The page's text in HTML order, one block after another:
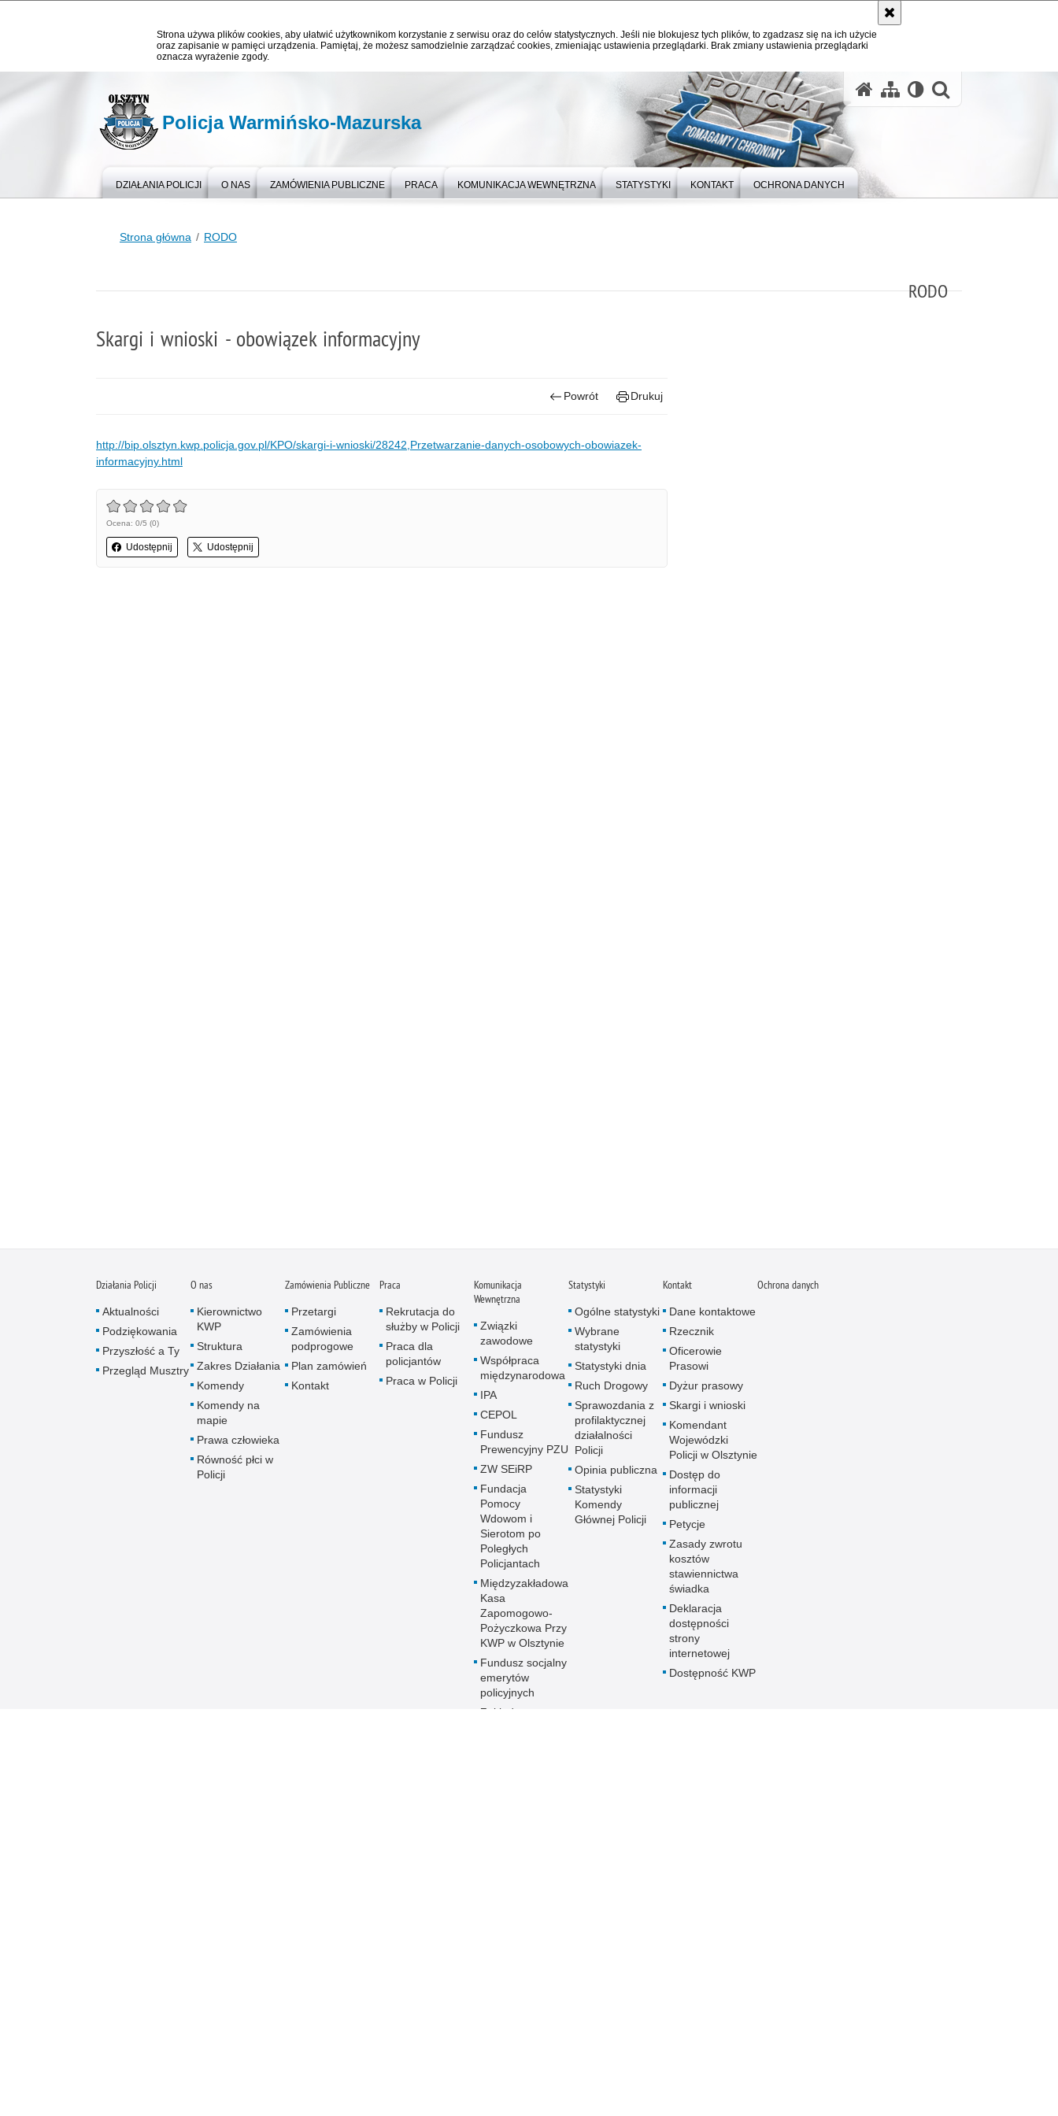
Strona używa plików cookies, aby ułatwić użytkownikom korzystanie z serwisu oraz do celów statystycznych. Jeśli nie blokujesz tych plików, to zgadzasz się na ich użycie
oraz zapisanie w pamięci urządzenia. Pamiętaj, że możesz samodzielnie zarządzać cookies, zmieniając ustawienia przeglądarki. Brak zmiany ustawienia przeglądarki
oznacza wyrażenie zgody.
Policja Warmińsko-Mazurska
DZIAŁANIA POLICJI O NAS ZAMÓWIENIA PUBLICZNE PRACA KOMUNIKACJA WEWNĘTRZNA STATYSTYKI KONTAKT OCHRONA DANYCH
Strona główna RODO
RODO
Skargi i wnioski - obowiązek informacyjny
Powrót Drukuj
http://bip.olsztyn.kwp.policja.gov.pl/KPO/skargi-i-wnioski/28242,Przetwarzanie-danych-osobowych-obowiazek-
informacyjny.html
Ocena: 0/5 (0)
Udostępnij Udostępnij
Działania Policji
Aktualności
Podziękowania
Przyszłość a Ty
Przegląd Musztry
O nas
Kierownictwo
KWP
Struktura
Zakres Działania
Komendy
Komendy na
mapie
Prawa człowieka
Równość płci w
Policji
Zamówienia Publiczne
Przetargi
Zamówienia
podprogowe
Plan zamówień
Kontakt
Praca
Rekrutacja do
służby w Policji
Praca dla
policjantów
Praca w Policji
Komunikacja
Wewnętrzna
Związki
zawodowe
Współpraca
międzynarodowa
IPA
CEPOL
Fundusz
Prewencyjny PZU
ZW SEiRP
Fundacja
Pomocy
Wdowom i
Sierotom po
Poległych
Policjantach
Międzyzakładowa
Kasa
Zapomogowo-
Pożyczkowa Przy
KWP w Olsztynie
Fundusz socjalny
emerytów
policyjnych
Zakładowy
Statystyki
Ogólne statystyki
Wybrane
statystyki
Statystyki dnia
Ruch Drogowy
Sprawozdania z
profilaktycznej
działalności
Policji
Opinia publiczna
Statystyki
Komendy
Głównej Policji
Kontakt
Dane kontaktowe
Rzecznik
Oficerowie
Prasowi
Dyżur prasowy
Skargi i wnioski
Komendant
Wojewódzki
Policji w Olsztynie
Dostęp do
informacji
publicznej
Petycje
Zasady zwrotu
kosztów
stawiennictwa
świadka
Deklaracja
dostępności
strony
internetowej
Dostępność KWP
Ochrona danych